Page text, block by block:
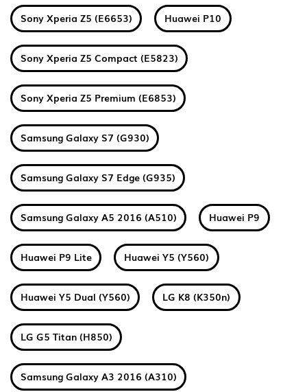
Sony Xperia Z5 (E6653) Huawei P10
Sony Xperia Z5 Compact (E5823)
Sony Xperia Z5 Premium (E6853)
Samsung Galaxy S7 (G930)
Samsung Galaxy S7 Edge (G935)
Samsung Galaxy A5 2016 (A510) Huawei P9
Huawei P9 Lite Huawei Y5 (Y560)
Huawei Y5 Dual (Y560) LG K8 (K350n)
LG G5 Titan (H850)
Samsung Galaxy A3 2016 (A310)